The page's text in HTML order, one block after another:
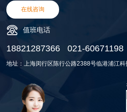
在线咨询
值班电话
18821287366 021-60671198
地址：上海闵行区陈行公路2388号临港浦江